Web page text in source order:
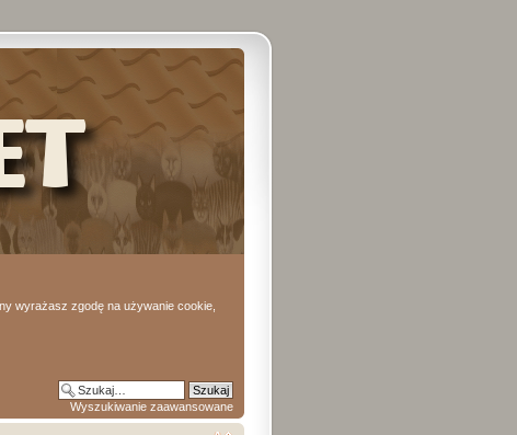
wyrażasz zgodę na używanie cookie,
Wyszukiwanie zaawansowane